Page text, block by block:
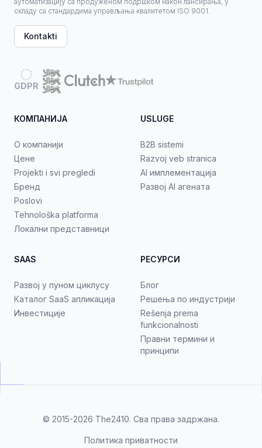
складу са стандардима управљања квалитетом ISO 9001.
Kontakti
GDPR
КОМПАНИЈА
О компанији
Цене
Projekti i svi pregledi
Бренд
Poslovi
Tehnološka platforma
Локални представници
USLUGE
B2B sistemi
Razvoj veb stranica
AI имплементација
Развој AI агената
SAAS
Развој у пуном циклусу
Каталог SaaS апликација
Инвестиције
РЕСУРСИ
Блог
Решења по индустрији
Rešenja prema
funkcionalnosti
Правни термини и
принципи
© 2015-2026 The2410. Сва права задржана.
Политика приватности